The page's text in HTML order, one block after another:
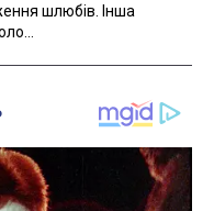
шлюбів. Інша